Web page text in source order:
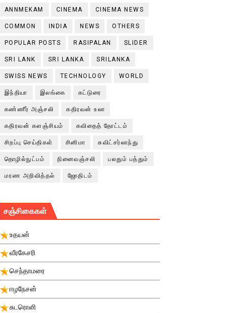
ANNMEKAM CINEMA CINEMA NEWS
COMMON INDIA NEWS OTHERS
POPULAR POSTS RASIPALAN SLIDER
SRI LANK SRI LANKA SRILANKA
SWISS NEWS TECHNOLOGY WORLD
இந்தியா இலங்கை கட்டுரை
கண்ணீர் அஞ்சலி கதிரவன் உலா
கதிரவன் களஞ்சியம் கவிதைத் தோட்டம்
சிறப்பு செய்திகள் சினிமா சுவிட்சர்லாந்து
தொழில்நுட்பம் நினைவஞ்சலி பலதும் பத்தும்
மரண அறிவித்தல் ஜோதிடம்
சஞ்சிகைகள்
உதயன்
வீரகேசரி
செந்தாமரை
ஈழநேசன்
சுடரொளி